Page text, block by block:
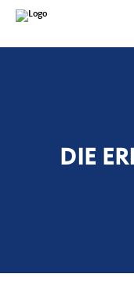
DIE